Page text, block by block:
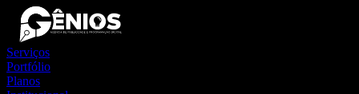
Serviços
Portfólio
Planos